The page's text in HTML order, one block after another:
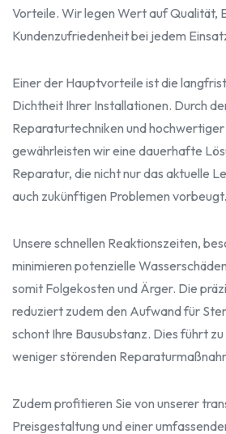
Vorteile. Wir legen Wert auf Qualität,
Kundenzufriedenheit bei jedem
Einer der Hauptvorteile ist die
Dichtheit Ihrer Installationen. Durch
Reparaturtechniken und
gewährleisten wir eine dauerhafte
Reparatur, die nicht nur das aktuelle
auch zukünftigen Problemen vorbeugt.
Unsere schnellen Reaktionszeiten,
minimieren potenzielle
somit Folgekosten und Ärger. Die
reduziert zudem den Aufwand für
schont Ihre Bausubstanz. Dies führt
weniger störenden
Zudem profitieren Sie von unserer
Preisgestaltung und einer